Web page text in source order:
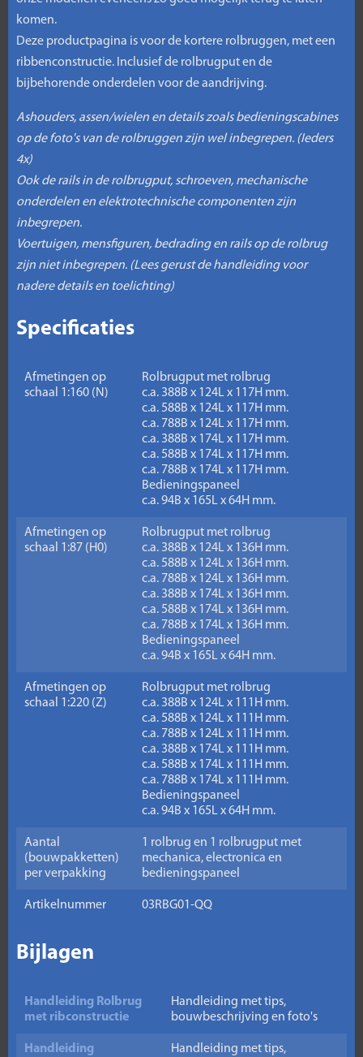
komen.
Deze productpagina is voor de kortere rolbruggen, met een
ribbenconstructie. Inclusief de rolbrugput en de
bijbehorende onderdelen voor de aandrijving.
Ashouders, assen/wielen en details zoals bedieningscabines
op de foto's van de rolbruggen zijn wel inbegrepen. (Ieders
4x)
Ook de rails in de rolbrugput, schroeven, mechanische
onderdelen en elektrotechnische componenten zijn
inbegrepen.
Voertuigen, mensfiguren, bedrading en rails op de rolbrug
zijn niet inbegrepen. (Lees gerust de handleiding voor
nadere details en toelichting)
Specificaties
Afmetingen op
schaal 1:160 (N)
Rolbrugput met rolbrug
c.a. 388B x 124L x 117H mm.
c.a. 588B x 124L x 117H mm.
c.a. 788B x 124L x 117H mm.
c.a. 388B x 174L x 117H mm.
c.a. 588B x 174L x 117H mm.
c.a. 788B x 174L x 117H mm.
Bedieningspaneel
c.a. 94B x 165L x 64H mm.
Afmetingen op
schaal 1:87 (H0)
Rolbrugput met rolbrug
c.a. 388B x 124L x 136H mm.
c.a. 588B x 124L x 136H mm.
c.a. 788B x 124L x 136H mm.
c.a. 388B x 174L x 136H mm.
c.a. 588B x 174L x 136H mm.
c.a. 788B x 174L x 136H mm.
Bedieningspaneel
c.a. 94B x 165L x 64H mm.
Afmetingen op
schaal 1:220 (Z)
Rolbrugput met rolbrug
c.a. 388B x 124L x 111H mm.
c.a. 588B x 124L x 111H mm.
c.a. 788B x 124L x 111H mm.
c.a. 388B x 174L x 111H mm.
c.a. 588B x 174L x 111H mm.
c.a. 788B x 174L x 111H mm.
Bedieningspaneel
c.a. 94B x 165L x 64H mm.
Aantal
(bouwpakketten)
per verpakking
1 rolbrug en 1 rolbrugput met
mechanica, electronica en
bedieningspaneel
Artikelnummer 03RBG01-QQ
Bijlagen
Handleiding Rolbrug
met ribconstructie
Handleiding met tips,
bouwbeschrijving en foto's
Handleiding
Handleiding met tips,